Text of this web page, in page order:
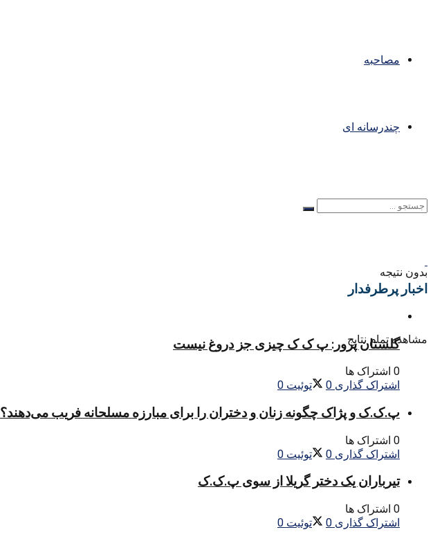
مصاحبه
چندرسانه ای
بدون نتیجه
مشاهده تمام نتایج
اخبار پرطرفدار
گلستان پرور: پ ک ک چیزی جز دروغ نیست
0 اشتراک ها
اشتراک گذاری 0 توئیت 0
پ.ک.ک و پژاک چگونه زنان و دختران را برای مبارزه مسلحانه فریب می‌دهند؟
0 اشتراک ها
اشتراک گذاری 0 توئیت 0
تیرباران یک دختر گریلا از سوی پ.ک.ک
0 اشتراک ها
اشتراک گذاری 0 توئیت 0